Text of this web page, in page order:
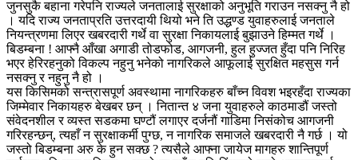
जुनसुकै बहाना गरेपनि राज्यले जनतालाई सुरक्षाको अनुभूति गराउन नसक्नु नै हो
। यदि राज्य जनताप्रति उत्तरदायी थियो भने ति उद्धण्ड युवाहरुलाई जनताले
नियन्त्रणमा लिएर खबरदारी गर्थे वा सुरक्षा निकायलाई बुझाउने हिम्मत गर्थे ।
बिडम्बना ! आफ्नै आँखा अगाडी तोडफोड, आगजनी, हुल हुज्जत हुँदा पनि निरिह
भएर हेरिरहनुको विकल्प नहुनु भनेको नागरिकले आफूलाई सुरक्षित महसुस गर्न
नसक्नु र नहुनु नै हो ।
यस किसिमको सन्त्रासपूर्ण अवस्थामा नागरिकहरु बाँच्न विवश भइरहँदा राज्यका
जिम्मेवार निकायहरु बेखबर छन् । नितान्त ४ जना युवाहरुले काठमाडौं जस्तो
संवेदनशील र व्यस्त सडकमा घण्टौं लगाएर दर्जनौं गाडिमा निसंकोच आगजनी
गरिरहन्छन्, त्यहाँ न सुरक्षाकर्मी पुग्छ, न नागरिक समाजले खबरदारी नै गर्छ । यो
जस्तो बिडम्बना अरु के हुन सक्छ ? त्यसैले आफ्ना जायेज मागहरु शान्तिपूर्ण